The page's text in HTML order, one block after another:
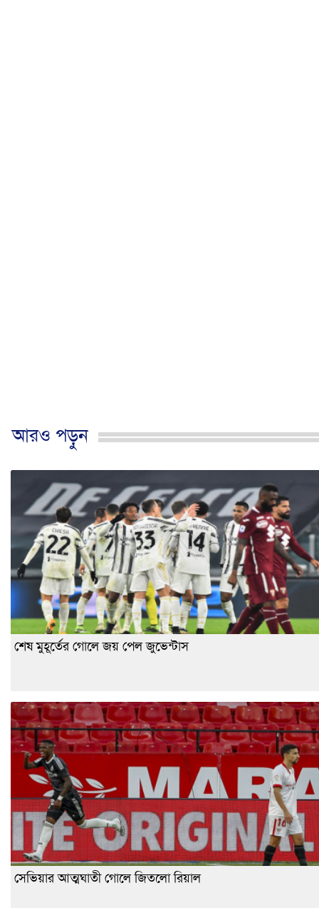
আরও পড়ুন
শেষ মুহূর্তের গোলে জয় পেল জুভেন্টাস
সেভিয়ার আত্মঘাতী গোলে জিতলো রিয়াল